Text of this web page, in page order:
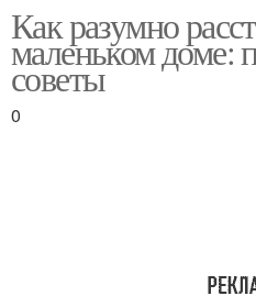
пространстве
Как разумно
маленьком доме:
советы
0